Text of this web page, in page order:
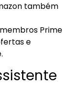
também
Prime
e